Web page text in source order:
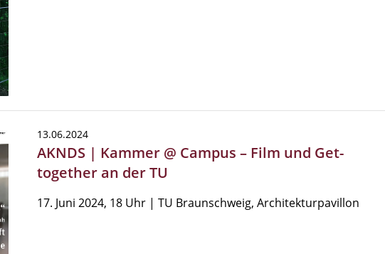
13.06.2024
AKNDS | Kammer @ Campus – Film und Get-
together an der TU
17. Juni 2024, 18 Uhr | TU Braunschweig, Architekturpavillon